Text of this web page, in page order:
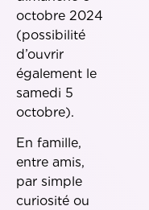
octobre 2024
(possibilité
d’ouvrir
également le
samedi 5
octobre).
En famille,
entre amis,
par simple
curiosité ou